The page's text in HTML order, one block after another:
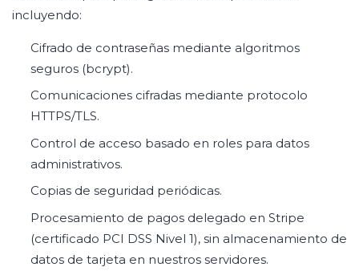
incluyendo:
Cifrado de contraseñas mediante algoritmos
seguros (bcrypt).
Comunicaciones cifradas mediante protocolo
HTTPS/TLS.
Control de acceso basado en roles para datos
administrativos.
Copias de seguridad periódicas.
Procesamiento de pagos delegado en Stripe
(certificado PCI DSS Nivel 1), sin almacenamiento de
datos de tarjeta en nuestros servidores.